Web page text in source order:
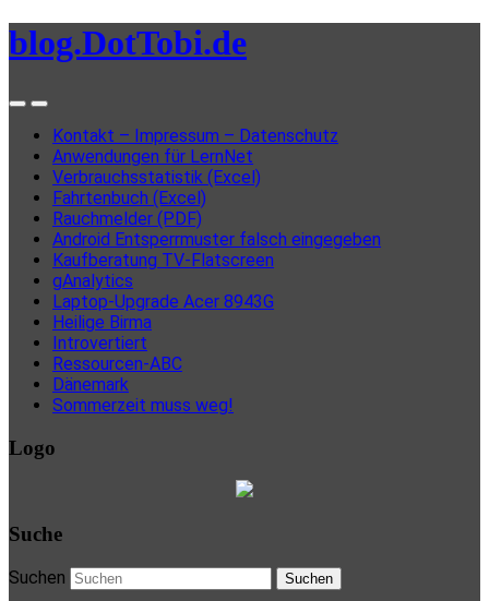
blog.DotTobi.de
Kontakt – Impressum – Datenschutz
Anwendungen für LernNet
Verbrauchsstatistik (Excel)
Fahrtenbuch (Excel)
Rauchmelder (PDF)
Android Entsperrmuster falsch eingegeben
Kaufberatung TV-Flatscreen
gAnalytics
Laptop-Upgrade Acer 8943G
Heilige Birma
Introvertiert
Ressourcen-ABC
Dänemark
Sommerzeit muss weg!
Logo
Suche
Suchen